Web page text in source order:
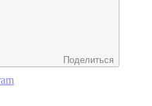
Поделиться